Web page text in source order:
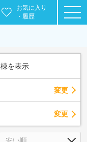
お気に入り
・履歴
棟を表示
変更
変更